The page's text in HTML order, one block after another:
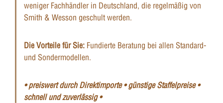
weniger Fachhändler in Deutschland, die regelmäßig von
Smith & Wesson geschult werden.
Die Vorteile für Sie: Fundierte Beratung bei allen Standard-
und Sondermodellen.
• preiswert durch Direktimporte • günstige Staffelpreise •
schnell und zuverlässig •